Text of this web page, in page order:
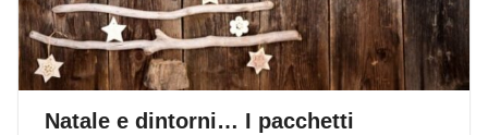
Natale e dintorni… I pacchetti